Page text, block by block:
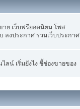
าย เว็บฟรียอดนิยม โพส
ลงประกาศ รวมเว็บประกาศ
ลน์ เริ่มยังไง ชี้ช่องขายของ